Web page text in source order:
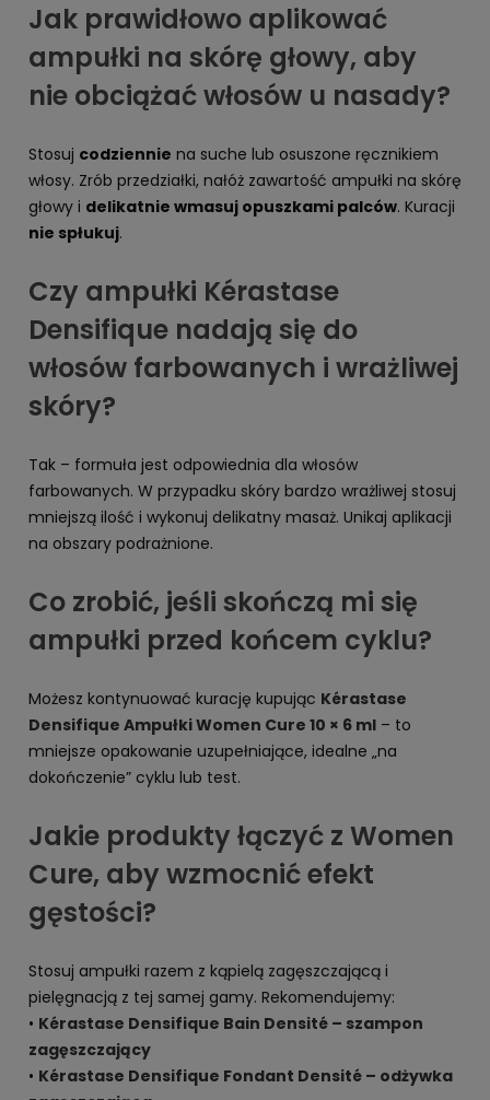
Jak prawidłowo aplikować
ampułki na skórę głowy, aby
nie obciążać włosów u nasady?
Stosuj codziennie na suche lub osuszone ręcznikiem
włosy. Zrób przedziałki, nałóż zawartość ampułki na skórę
głowy i delikatnie wmasuj opuszkami palców. Kuracji
nie spłukuj.
Czy ampułki Kérastase
Densifique nadają się do
włosów farbowanych i wrażliwej
skóry?
Tak – formuła jest odpowiednia dla włosów
farbowanych. W przypadku skóry bardzo wrażliwej stosuj
mniejszą ilość i wykonuj delikatny masaż. Unikaj aplikacji
na obszary podrażnione.
Co zrobić, jeśli skończą mi się
ampułki przed końcem cyklu?
Możesz kontynuować kurację kupując Kérastase
Densifique Ampułki Women Cure 10 × 6 ml – to
mniejsze opakowanie uzupełniające, idealne „na
dokończenie” cyklu lub test.
Jakie produkty łączyć z Women
Cure, aby wzmocnić efekt
gęstości?
Stosuj ampułki razem z kąpielą zagęszczającą i
pielęgnacją z tej samej gamy. Rekomendujemy:
• Kérastase Densifique Bain Densité – szampon
zagęszczający
• Kérastase Densifique Fondant Densité – odżywka